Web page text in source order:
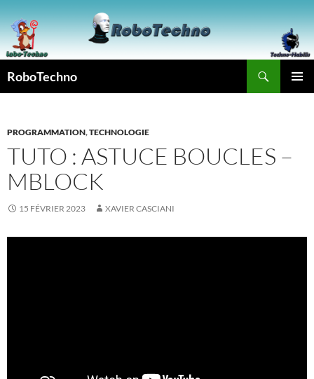
au
contenu
RoboTechno
PROGRAMMATION,TECHNOLOGIE
TUTO : ASTUCE BOUCLES –
MBLOCK
15 FÉVRIER 2023 XAVIER CASCIANI